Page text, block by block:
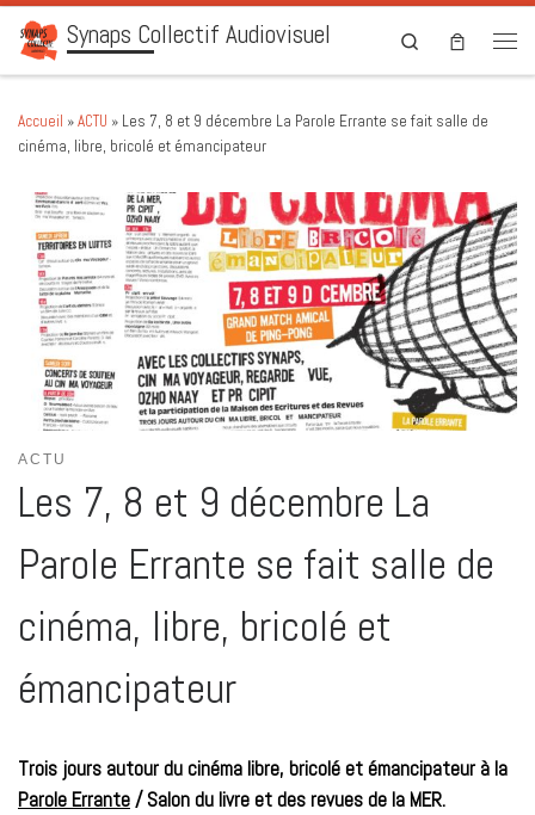
Skip to content
Synaps Collectif Audiovisuel
Search
Accueil »ACTU » Les 7, 8 et 9 décembre La Parole Errante se fait salle de
cinéma, libre, bricolé et émancipateur
ACTU
Les 7, 8 et 9 décembre La
Parole Errante se fait salle de
cinéma, libre, bricolé et
émancipateur
Trois jours autour du cinéma libre, bricolé et émancipateur à la
Parole Errante/ Salon du livre et des revues de la MER.